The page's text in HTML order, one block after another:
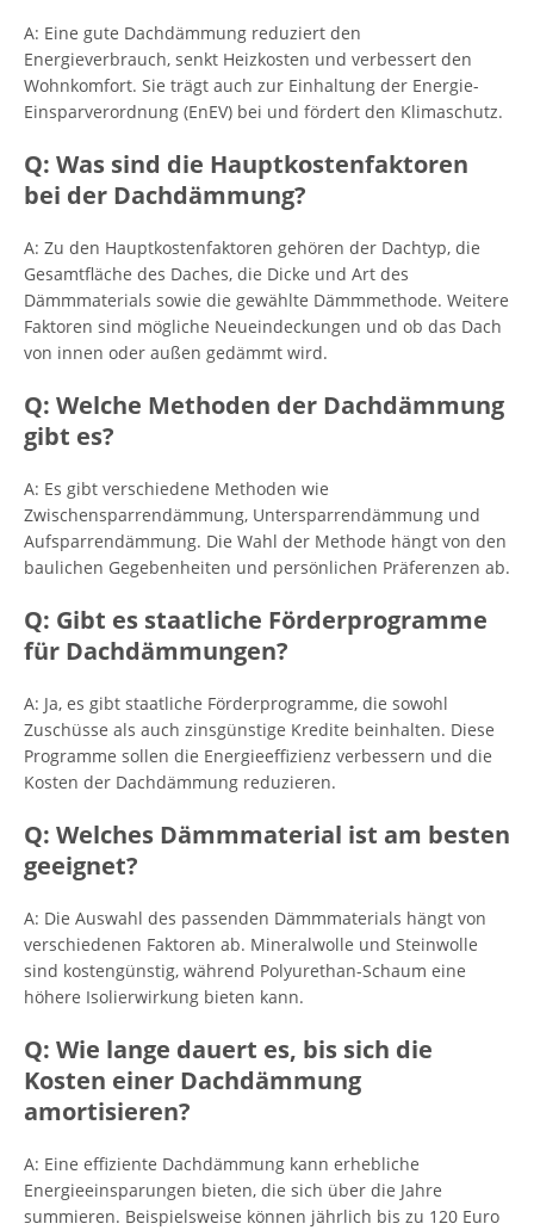
A: Eine gute Dachdämmung reduziert den
Energieverbrauch, senkt Heizkosten und verbessert den
Wohnkomfort. Sie trägt auch zur Einhaltung der Energie-
Einsparverordnung (EnEV) bei und fördert den Klimaschutz.
Q: Was sind die Hauptkostenfaktoren
bei der Dachdämmung?
A: Zu den Hauptkostenfaktoren gehören der Dachtyp, die
Gesamtfläche des Daches, die Dicke und Art des
Dämmmaterials sowie die gewählte Dämmmethode. Weitere
Faktoren sind mögliche Neueindeckungen und ob das Dach
von innen oder außen gedämmt wird.
Q: Welche Methoden der Dachdämmung
gibt es?
A: Es gibt verschiedene Methoden wie
Zwischensparrendämmung, Untersparrendämmung und
Aufsparrendämmung. Die Wahl der Methode hängt von den
baulichen Gegebenheiten und persönlichen Präferenzen ab.
Q: Gibt es staatliche Förderprogramme
für Dachdämmungen?
A: Ja, es gibt staatliche Förderprogramme, die sowohl
Zuschüsse als auch zinsgünstige Kredite beinhalten. Diese
Programme sollen die Energieeffizienz verbessern und die
Kosten der Dachdämmung reduzieren.
Q: Welches Dämmmaterial ist am besten
geeignet?
A: Die Auswahl des passenden Dämmmaterials hängt von
verschiedenen Faktoren ab. Mineralwolle und Steinwolle
sind kostengünstig, während Polyurethan-Schaum eine
höhere Isolierwirkung bieten kann.
Q: Wie lange dauert es, bis sich die
Kosten einer Dachdämmung
amortisieren?
A: Eine effiziente Dachdämmung kann erhebliche
Energieeinsparungen bieten, die sich über die Jahre
summieren. Beispielsweise können jährlich bis zu 120 Euro